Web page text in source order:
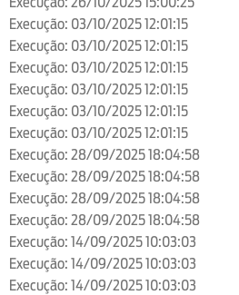
Execução: 03/10/2025 12:01:15
Execução: 03/10/2025 12:01:15
Execução: 03/10/2025 12:01:15
Execução: 03/10/2025 12:01:15
Execução: 03/10/2025 12:01:15
Execução: 03/10/2025 12:01:15
Execução: 28/09/2025 18:04:58
Execução: 28/09/2025 18:04:58
Execução: 28/09/2025 18:04:58
Execução: 28/09/2025 18:04:58
Execução: 14/09/2025 10:03:03
Execução: 14/09/2025 10:03:03
Execução: 14/09/2025 10:03:03